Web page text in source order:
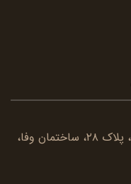
تهران، خیابان ولنجک، نبش خیابان ۱۴ ، پلاک ۲۸، ساختمان وفا،